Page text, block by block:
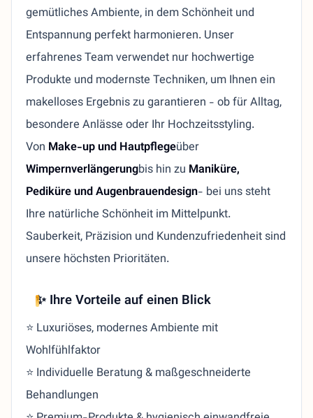
gemütliches Ambiente, in dem Schönheit und
Entspannung perfekt harmonieren. Unser
erfahrenes Team verwendet nur hochwertige
Produkte und modernste Techniken, um Ihnen ein
makelloses Ergebnis zu garantieren - ob für Alltag,
besondere Anlässe oder Ihr Hochzeitsstyling.
Von Make-up und Hautpflegeüber
Wimpernverlängerungbis hin zu Maniküre,
Pediküre und Augenbrauendesign- bei uns steht
Ihre natürliche Schönheit im Mittelpunkt.
Sauberkeit, Präzision und Kundenzufriedenheit sind
unsere höchsten Prioritäten.
✨ Ihre Vorteile auf einen Blick
⭐ Luxuriöses, modernes Ambiente mit
Wohlfühlfaktor
⭐ Individuelle Beratung & maßgeschneiderte
Behandlungen